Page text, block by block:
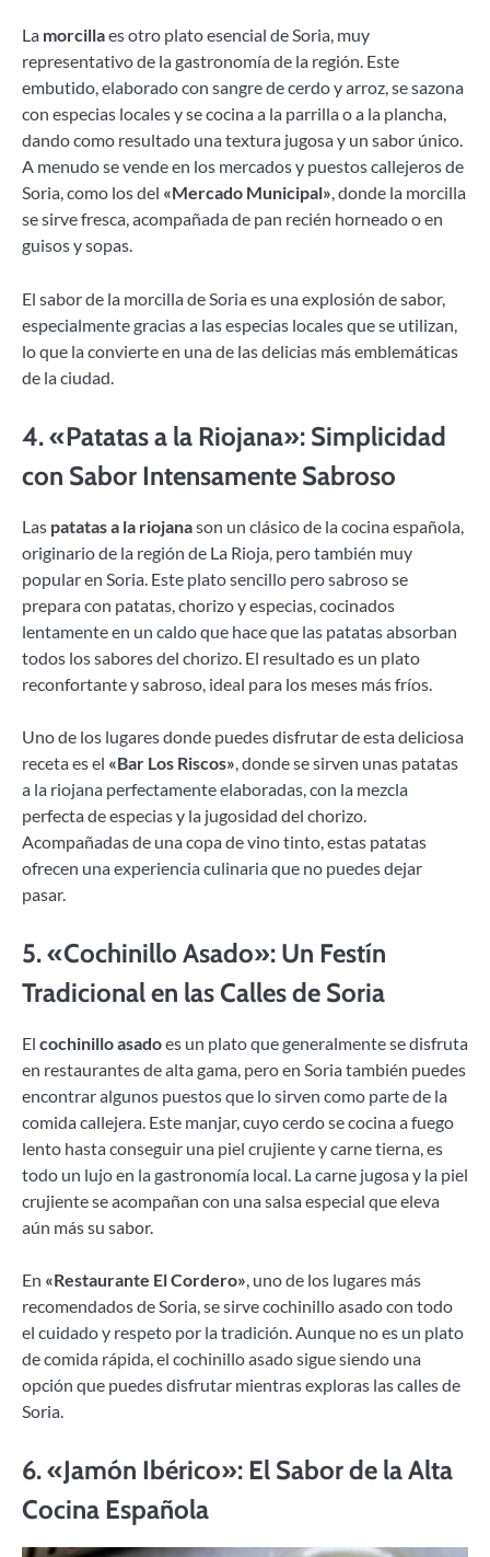
La morcillaes otro plato esencial de Soria, muy
representativo de la gastronomía de la región. Este
embutido, elaborado con sangre de cerdo y arroz, se sazona
con especias locales y se cocina a la parrilla o a la plancha,
dando como resultado una textura jugosa y un sabor único.
A menudo se vende en los mercados y puestos callejeros de
Soria, como los del «Mercado Municipal», donde la morcilla
se sirve fresca, acompañada de pan recién horneado o en
guisos y sopas.
El sabor de la morcilla de Soria es una explosión de sabor,
especialmente gracias a las especias locales que se utilizan,
lo que la convierte en una de las delicias más emblemáticas
de la ciudad.
4.«Patatas a la Riojana»: Simplicidad
con Sabor Intensamente Sabroso
Las patatas a la riojanason un clásico de la cocina española,
originario de la región de La Rioja, pero también muy
popular en Soria. Este plato sencillo pero sabroso se
prepara con patatas, chorizo y especias, cocinados
lentamente en un caldo que hace que las patatas absorban
todos los sabores del chorizo. El resultado es un plato
reconfortante y sabroso, ideal para los meses más fríos.
Uno de los lugares donde puedes disfrutar de esta deliciosa
receta es el «Bar Los Riscos», donde se sirven unas patatas
a la riojana perfectamente elaboradas, con la mezcla
perfecta de especias y la jugosidad del chorizo.
Acompañadas de una copa de vino tinto, estas patatas
ofrecen una experiencia culinaria que no puedes dejar
pasar.
5.«Cochinillo Asado»: Un Festín
Tradicional en las Calles de Soria
El cochinillo asadoes un plato que generalmente se disfruta
en restaurantes de alta gama, pero en Soria también puedes
encontrar algunos puestos que lo sirven como parte de la
comida callejera. Este manjar, cuyo cerdo se cocina a fuego
lento hasta conseguir una piel crujiente y carne tierna, es
todo un lujo en la gastronomía local. La carne jugosa y la piel
crujiente se acompañan con una salsa especial que eleva
aún más su sabor.
En «Restaurante El Cordero», uno de los lugares más
recomendados de Soria, se sirve cochinillo asado con todo
el cuidado y respeto por la tradición. Aunque no es un plato
de comida rápida, el cochinillo asado sigue siendo una
opción que puedes disfrutar mientras exploras las calles de
Soria.
6.«Jamón Ibérico»: El Sabor de la Alta
Cocina Española